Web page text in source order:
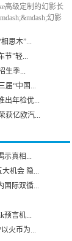
级定制的幻影长
幻影
思木”...
节”轻...
生季...
届“中国...
出年检优...
获亿欧汽...
示真相...
机会 隐...
国际双循...
预言机...
火币为...